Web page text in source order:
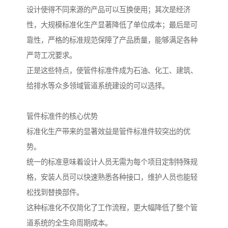
设计使得不同来源的产品可以互换使用；其次是经济
性，大规模标准化生产显著降低了单位成本；最后是可
靠性，严格的标准规范保障了产品质量，能够满足各种
严苛工况要求。
正是这些特点，使管件标准件成为石油、化工、建筑、
给排水等众多领域管道系统建设的可以选择。
管件标准件的核心优势
标准化生产带来的显著效益是管件标准件较突出的优
势。
统一的标准意味着设计人员无需为每个项目定制特殊规
格，安装人员可以快速熟悉各种接口，维护人员也能轻
松找到替换部件。
这种标准化不仅简化了工作流程，更大幅降低了整个管
道系统的全生命周期成本。